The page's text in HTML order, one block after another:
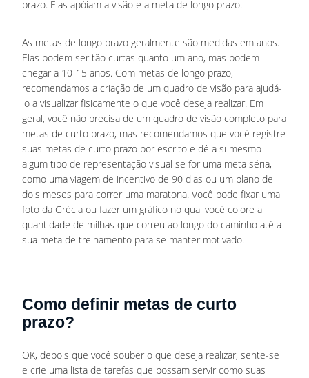
prazo. Elas apóiam a visão e a meta de longo prazo.
As metas de longo prazo geralmente são medidas em anos.
Elas podem ser tão curtas quanto um ano, mas podem
chegar a 10-15 anos. Com metas de longo prazo,
recomendamos a criação de um quadro de visão para ajudá-
lo a visualizar fisicamente o que você deseja realizar. Em
geral, você não precisa de um quadro de visão completo para
metas de curto prazo, mas recomendamos que você registre
suas metas de curto prazo por escrito e dê a si mesmo
algum tipo de representação visual se for uma meta séria,
como uma viagem de incentivo de 90 dias ou um plano de
dois meses para correr uma maratona. Você pode fixar uma
foto da Grécia ou fazer um gráfico no qual você colore a
quantidade de milhas que correu ao longo do caminho até a
sua meta de treinamento para se manter motivado.
Como definir metas de curto
prazo?
OK, depois que você souber o que deseja realizar, sente-se
e crie uma lista de tarefas que possam servir como suas